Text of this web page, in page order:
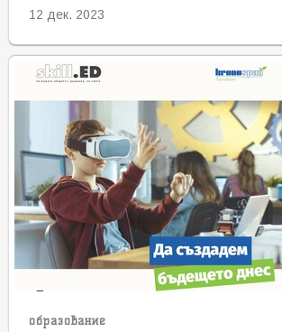
12 дек. 2023
образование